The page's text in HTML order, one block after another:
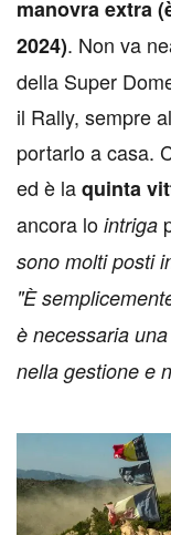
manovra extra
2024). Non va
della Super
il Rally, sempre
portarlo a casa.
ed è laquinta
ancora lo intriga
sono molti posti
"È
è necessaria
nella gestione e